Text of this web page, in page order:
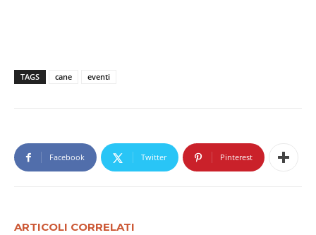
TAGS cane eventi
Facebook Twitter Pinterest
ARTICOLI CORRELATI